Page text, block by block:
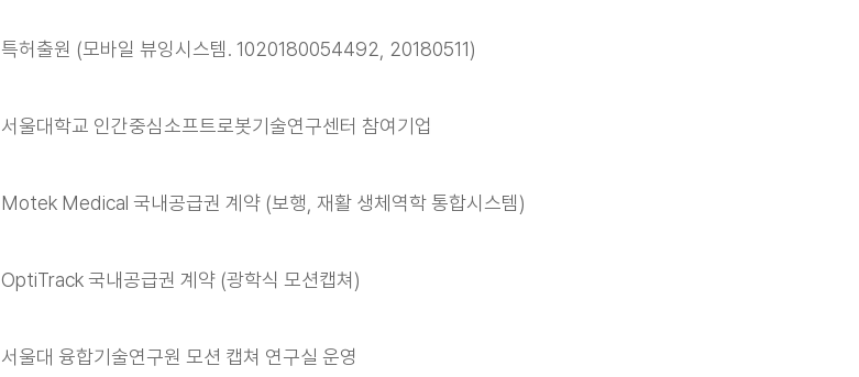
특허출원 (모바일 뷰잉시스템. 1020180054492, 20180511)
서울대학교 인간중심소프트로봇기술연구센터 참여기업
Motek Medical 국내공급권 계약 (보행, 재활 생체역학 통합시스템)
OptiTrack 국내공급권 계약 (광학식 모션캡쳐)
서울대 융합기술연구원 모션 캡쳐 연구실 운영